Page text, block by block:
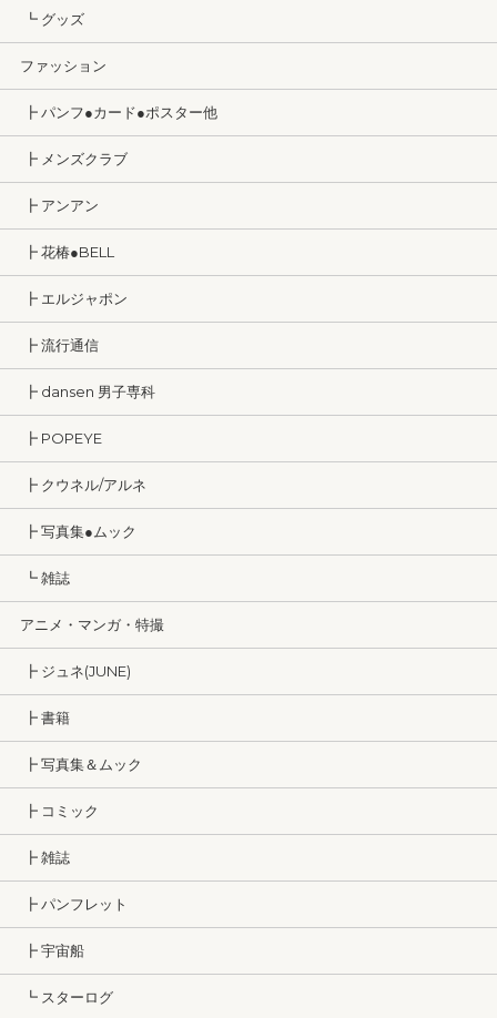
┗ グッズ
ファッション
┣ パンフ●カード●ポスター他
┣ メンズクラブ
┣ アンアン
┣ 花椿●BELL
┣ エルジャポン
┣ 流行通信
┣ dansen 男子専科
┣ POPEYE
┣ クウネル/アルネ
┣ 写真集●ムック
┗ 雑誌
アニメ・マンガ・特撮
┣ ジュネ(JUNE)
┣ 書籍
┣ 写真集＆ムック
┣ コミック
┣ 雑誌
┣ パンフレット
┣ 宇宙船
┗ スターログ